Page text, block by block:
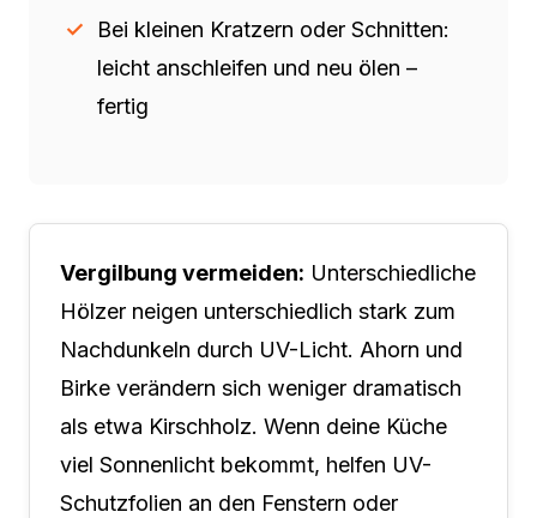
Bei kleinen Kratzern oder Schnitten:
leicht anschleifen und neu ölen –
fertig
Vergilbung vermeiden: Unterschiedliche
Hölzer neigen unterschiedlich stark zum
Nachdunkeln durch UV-Licht. Ahorn und
Birke verändern sich weniger dramatisch
als etwa Kirschholz. Wenn deine Küche
viel Sonnenlicht bekommt, helfen UV-
Schutzfolien an den Fenstern oder